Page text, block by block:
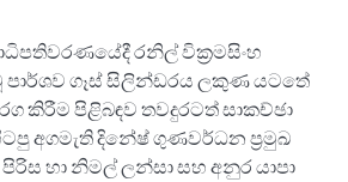
රනිල් වික්‍රමසිංහ
පාර්ශව ගෑස් සිලින්ඩරය ලකුණ යටතේ
කිරීම පිළිබඳව තවදුරටත් සාකච්ඡා
අගමැති දිනේෂ් ගුණවර්ධන ප්‍රමුඛ
හා නිමල් ලන්සා සහ අනුර යාපා